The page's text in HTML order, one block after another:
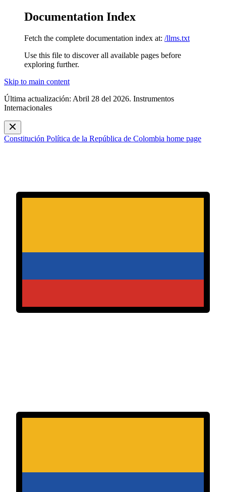
Documentation Index
Fetch the complete documentation index at: /llms.txt
Use this file to discover all available pages before
exploring further.
Skip to main content
Última actualización: Abril 28 del 2026. Instrumentos
Internacionales
Constitución Política de la República de Colombia home page